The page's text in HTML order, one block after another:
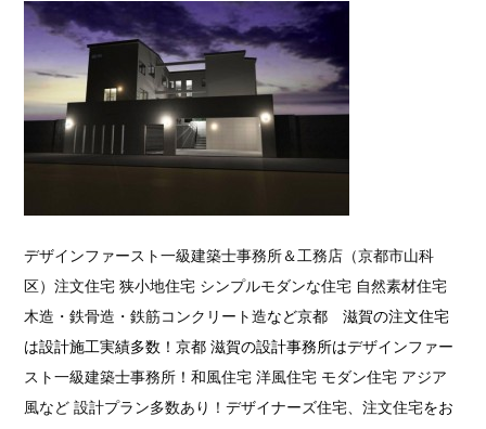
デザインファースト一級建築士事務所＆工務店（京都市山科
区）注文住宅 狭小地住宅 シンプルモダンな住宅 自然素材住宅
木造・鉄骨造・鉄筋コンクリート造など京都 滋賀の注文住宅
は設計施工実績多数！京都 滋賀の設計事務所はデザインファー
スト一級建築士事務所 ！和風住宅 洋風住宅 モダン住宅 アジア
風など 設計プラン多数あり！デザイナーズ住宅、注文住宅をお